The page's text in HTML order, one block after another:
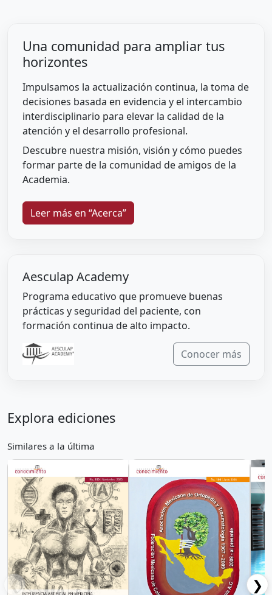
tecnológica y responsabilidad social para
promover una comprensión más humana, crítica y
compleja de la realidad contemporánea.
Una comunidad para ampliar tus
horizontes
Impulsamos la actualización continua, la toma de
decisiones basada en evidencia y el intercambio
interdisciplinario para elevar la calidad de la
atención y el desarrollo profesional.
Descubre nuestra misión, visión y cómo puedes
formar parte de la comunidad de amigos de la
Academia.
Leer más en “Acerca”
Aesculap Academy
Programa educativo que promueve buenas
prácticas y seguridad del paciente, con
formación continua de alto impacto.
Conocer más
Explora ediciones
Similares a la última
❮ ❯